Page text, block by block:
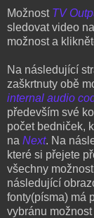
Možnost TV
sledovat video
možnost a
Na následující
zaškrtnuty obě
internal audio
především své
počet bedniček,
na Next. Na
které si přejete
všechny
následující
fonty(písma) má
vybránu možnost